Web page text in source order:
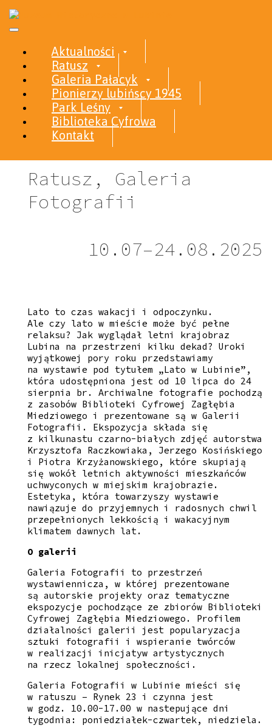
Aktualności
Ratusz
Galeria Pałacyk
Pionierzy lubińscy 1945
Park Leśny
Biblioteka Cyfrowa
Kontakt
Lato
w Lubinie
Ratusz, Galeria
Fotografii
10.07–24.08.2025
Lato to czas wakacji i odpoczynku.
Ale czy lato w mieście może być pełne
relaksu? Jak wyglądał letni krajobraz
Lubina na przestrzeni kilku dekad? Uroki
wyjątkowej pory roku przedstawiamy
na wystawie pod tytułem „Lato w Lubinie”,
która udostępniona jest od 10 lipca do 24
sierpnia br. Archiwalne fotografie pochodzą
z zasobów Biblioteki Cyfrowej Zagłębia
Miedziowego i prezentowane są w Galerii
Fotografii. Ekspozycja składa się
z kilkunastu czarno-białych zdjęć autorstwa
Krzysztofa Raczkowiaka, Jerzego Kosińskiego
i Piotra Krzyżanowskiego, które skupiają
się wokół letnich aktywności mieszkańców
uchwyconych w miejskim krajobrazie.
Estetyka, która towarzyszy wystawie
nawiązuje do przyjemnych i radosnych chwil
przepełnionych lekkością i wakacyjnym
klimatem dawnych lat.
O galerii
Galeria Fotografii to przestrzeń
wystawiennicza, w której prezentowane
są autorskie projekty oraz tematyczne
ekspozycje pochodzące ze zbiorów Biblioteki
Cyfrowej Zagłębia Miedziowego. Profilem
działalności galerii jest popularyzacja
sztuki fotografii i wspieranie twórców
w realizacji inicjatyw artystycznych
na rzecz lokalnej społeczności.
Galeria Fotografii w Lubinie mieści się
w ratuszu – Rynek 23 i czynna jest
w godz. 10.00-17.00 w nastepujące dni
tygodnia: poniedziałek-czwartek, niedziela.